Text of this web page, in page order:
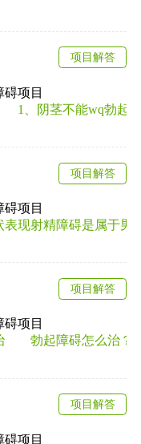
项目
阴茎不能wq勃起或
项目解答
项目
射精障碍是属于男
项目解答
项目
起障碍怎么治？勃
项目解答
项目
项目解答